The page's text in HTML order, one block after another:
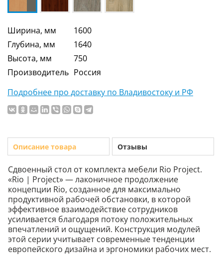
Ширина, мм
1600
Глубина, мм
1640
Высота, мм
750
Производитель Россия
Подробнее про доставку по Владивостоку и РФ
Описание товара Отзывы
Сдвоенный стол от комплекта мебели Rio Project.
«Rio | Project» — лаконичное продолжение
концепции Rio, созданное для максимально
продуктивной рабочей обстановки, в которой
эффективное взаимодействие сотрудников
усиливается благодаря потоку положительных
впечатлений и ощущений. Конструкция модулей
этой серии учитывает современные тенденции
европейского дизайна и эргономики рабочих мест.